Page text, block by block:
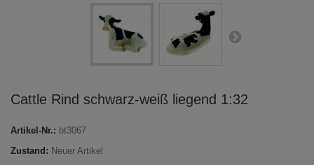
Cattle Rind schwarz-weiß liegend 1:32
Artikel-Nr.: bt3067
Zustand: Neuer Artikel